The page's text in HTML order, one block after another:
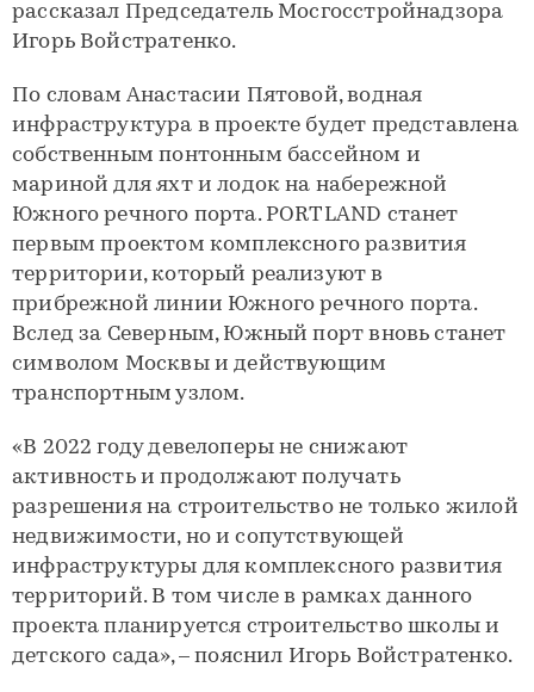
рассказал Председатель Мосгосстройнадзора
Игорь Войстратенко.
По словам Анастасии Пятовой, водная
инфраструктура в проекте будет представлена
собственным понтонным бассейном и
мариной для яхт и лодок на набережной
Южного речного порта. PORTLAND станет
первым проектом комплексного развития
территории, который реализуют в
прибрежной линии Южного речного порта.
Вслед за Северным, Южный порт вновь станет
символом Москвы и действующим
транспортным узлом.
«В 2022 году девелоперы не снижают
активность и продолжают получать
разрешения на строительство не только жилой
недвижимости, но и сопутствующей
инфраструктуры для комплексного развития
территорий. В том числе в рамках данного
проекта планируется строительство школы и
детского сада», – пояснил Игорь Войстратенко.